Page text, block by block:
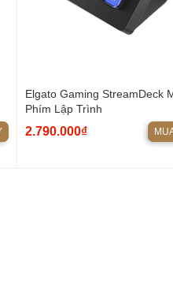
Elgato Gaming StreamDeck
Phím Lập Trình
2.790.000₫